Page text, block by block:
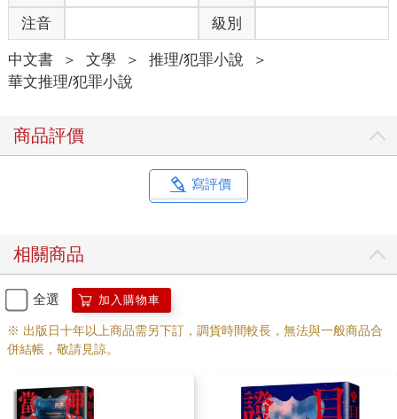
注音 級別
中文書 ＞ 文學 ＞ 推理/犯罪小說
＞
華文推理/犯罪小說
商品評價
寫評價
相關商品
全選 加入購物車
※ 出版日十年以上商品需另下訂，調貨時間較長，無法與一般商品合
併結帳，敬請見諒。